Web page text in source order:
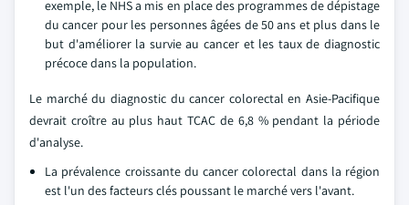
exemple, le NHS a mis en place des programmes de dépistage
du cancer pour les personnes âgées de 50 ans et plus dans le
but d'améliorer la survie au cancer et les taux de diagnostic
précoce dans la population.
Le marché du diagnostic du cancer colorectal en Asie-Pacifique
devrait croître au plus haut TCAC de 6,8 % pendant la période
d'analyse.
La prévalence croissante du cancer colorectal dans la région
est l'un des facteurs clés poussant le marché vers l'avant.